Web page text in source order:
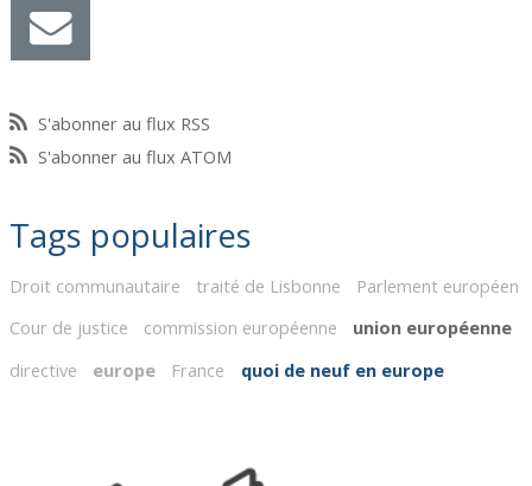
S'abonner au flux RSS
S'abonner au flux ATOM
Tags populaires
Droit communautaire traité de Lisbonne
Parlement européen
Cour de justice
commission européenne
union européenne
directive
europe France quoi de neuf en europe